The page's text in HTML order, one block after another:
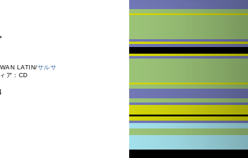
LATIN/サルサ
ア：CD